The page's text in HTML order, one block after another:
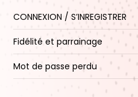
CONNEXION / S’INREGISTRER
Fidélité et parrainage
Mot de passe perdu